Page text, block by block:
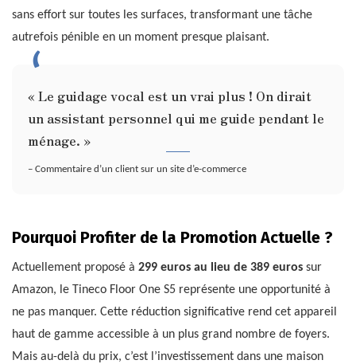
sans effort sur toutes les surfaces, transformant une tâche
autrefois pénible en un moment presque plaisant.
« Le guidage vocal est un vrai plus ! On dirait
un assistant personnel qui me guide pendant le
ménage. »
– Commentaire d’un client sur un site d’e-commerce
Pourquoi Profiter de la Promotion Actuelle ?
Actuellement proposé à 299 euros au lieu de 389 euros sur
Amazon, le Tineco Floor One S5 représente une opportunité à
ne pas manquer. Cette réduction significative rend cet appareil
haut de gamme accessible à un plus grand nombre de foyers.
Mais au-delà du prix, c’est l’investissement dans une maison